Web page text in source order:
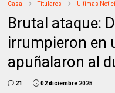
Casa Titulares Ultimas
Brutal ataque:
irrumpieron en
apuñalaron al
21 02 diciembre 2025